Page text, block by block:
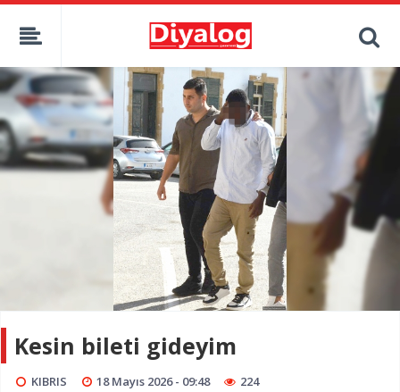
Kesin bileti gideyim
KIBRIS 18 Mayıs 2026 - 09:48 224